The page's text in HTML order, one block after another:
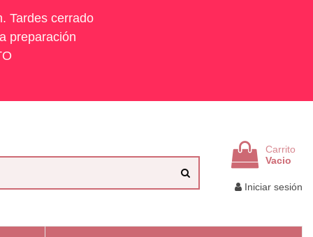
Tardes cerrado
preparación
Carrito
Vacio
Iniciar sesión